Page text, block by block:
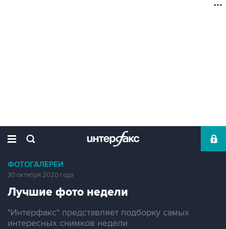
ФОТОГАЛЕРЕИ
30 октября 2020 года
Лучшие фото недели
"Интерфакс" представляет подборку самых
интересных снимков недели